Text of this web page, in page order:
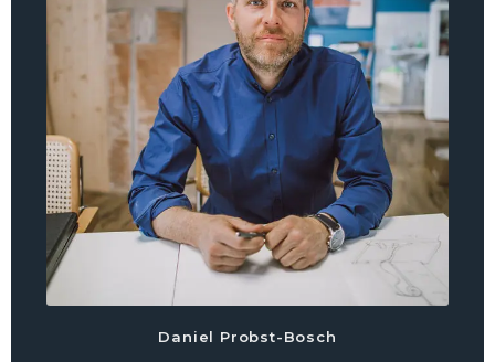
Daniel Probst-Bosch